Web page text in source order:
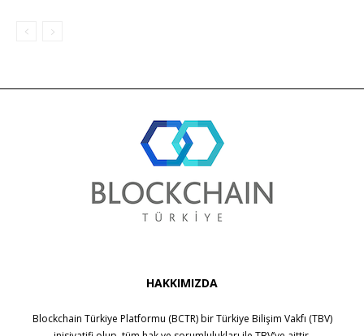
HAKKIMIZDA
Blockchain Türkiye Platformu (BCTR) birTürkiye Bilişim Vakfı (TBV)